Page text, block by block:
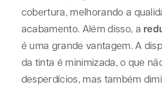
cobertura, melhorando a
acabamento. Além disso, a
é uma grande vantagem. A
da tinta é minimizada, o que
desperdícios, mas também